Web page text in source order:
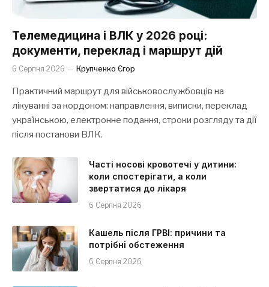
Телемедицина і ВЛК у 2026 році:
документи, переклад і маршрут дій
6 Серпня 2026 Крупченко Єгор
Практичний маршрут для військовослужбовців на
лікуванні за кордоном: направлення, виписки, переклад
українською, електронне подання, строки розгляду та дії
після постанови ВЛК.
Часті носові кровотечі у дитини:
коли спостерігати, а коли
звертатися до лікаря
6 Серпня 2026
Кашель після ГРВІ: причини та
потрібні обстеження
6 Серпня 2026